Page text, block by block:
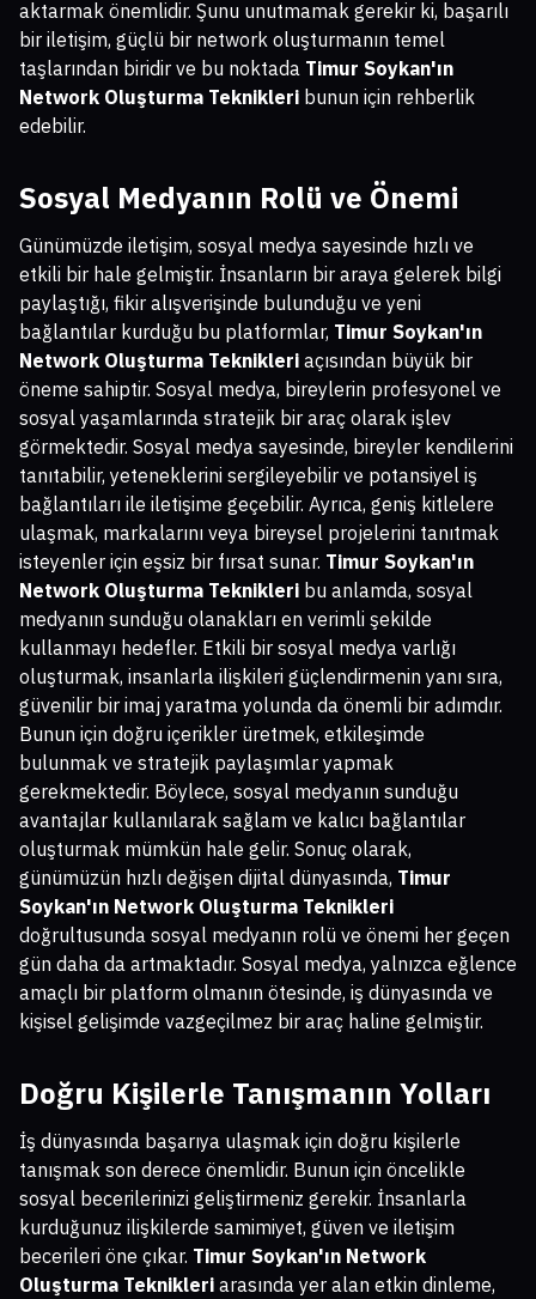
aktarmak önemlidir. Şunu unutmamak gerekir ki, başarılı
bir iletişim, güçlü bir network oluşturmanın temel
taşlarından biridir ve bu noktada Timur Soykan'ın
Network Oluşturma Teknikleri bunun için rehberlik
edebilir.
Sosyal Medyanın Rolü ve Önemi
Günümüzde iletişim, sosyal medya sayesinde hızlı ve
etkili bir hale gelmiştir. İnsanların bir araya gelerek bilgi
paylaştığı, fikir alışverişinde bulunduğu ve yeni
bağlantılar kurduğu bu platformlar, Timur Soykan'ın
Network Oluşturma Teknikleri açısından büyük bir
öneme sahiptir. Sosyal medya, bireylerin profesyonel ve
sosyal yaşamlarında stratejik bir araç olarak işlev
görmektedir. Sosyal medya sayesinde, bireyler kendilerini
tanıtabilir, yeteneklerini sergileyebilir ve potansiyel iş
bağlantıları ile iletişime geçebilir. Ayrıca, geniş kitlelere
ulaşmak, markalarını veya bireysel projelerini tanıtmak
isteyenler için eşsiz bir fırsat sunar. Timur Soykan'ın
Network Oluşturma Teknikleri bu anlamda, sosyal
medyanın sunduğu olanakları en verimli şekilde
kullanmayı hedefler. Etkili bir sosyal medya varlığı
oluşturmak, insanlarla ilişkileri güçlendirmenin yanı sıra,
güvenilir bir imaj yaratma yolunda da önemli bir adımdır.
Bunun için doğru içerikler üretmek, etkileşimde
bulunmak ve stratejik paylaşımlar yapmak
gerekmektedir. Böylece, sosyal medyanın sunduğu
avantajlar kullanılarak sağlam ve kalıcı bağlantılar
oluşturmak mümkün hale gelir. Sonuç olarak,
günümüzün hızlı değişen dijital dünyasında, Timur
Soykan'ın Network Oluşturma Teknikleri
doğrultusunda sosyal medyanın rolü ve önemi her geçen
gün daha da artmaktadır. Sosyal medya, yalnızca eğlence
amaçlı bir platform olmanın ötesinde, iş dünyasında ve
kişisel gelişimde vazgeçilmez bir araç haline gelmiştir.
Doğru Kişilerle Tanışmanın Yolları
İş dünyasında başarıya ulaşmak için doğru kişilerle
tanışmak son derece önemlidir. Bunun için öncelikle
sosyal becerilerinizi geliştirmeniz gerekir. İnsanlarla
kurduğunuz ilişkilerde samimiyet, güven ve iletişim
becerileri öne çıkar. Timur Soykan'ın Network
Oluşturma Teknikleri arasında yer alan etkin dinleme,